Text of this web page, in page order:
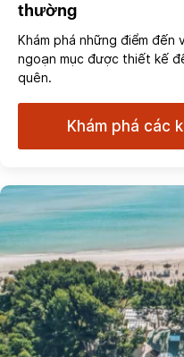
thường
Khám phá những điểm đến
ngoạn mục được thiết kế
quên.
Khám phá các